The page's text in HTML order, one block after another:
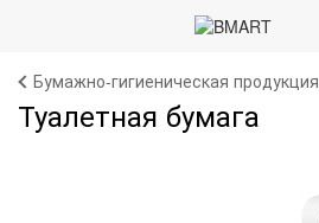
Бумажно-гигиеническая продукция
Туалетная бумага